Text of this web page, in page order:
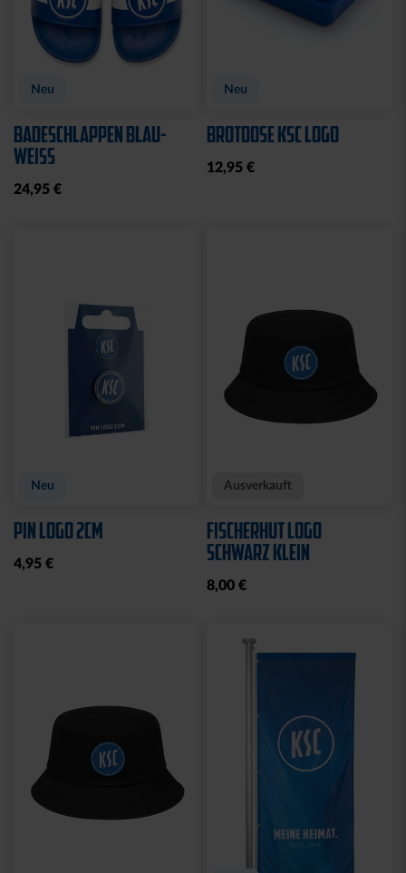
Neu
BADESCHLAPPEN BLAU-
WEISS
24,95 €
Neu
BROTDOSE KSC LOGO
12,95 €
Neu
PIN LOGO 2CM
4,95 €
Ausverkauft
FISCHERHUT LOGO
SCHWARZ KLEIN
8,00 €